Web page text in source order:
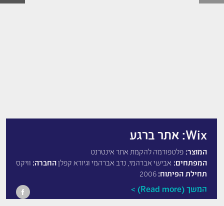
Wix: אתר ברגע
המוצר: פלטפורמה להקמת אתר אינטרנט
המפתחים: אבישי אברהמי, נדב אברהמי וגיורא קפלןהחברה: וויקס
תחילת הפיתוח:
המשך (Read more)